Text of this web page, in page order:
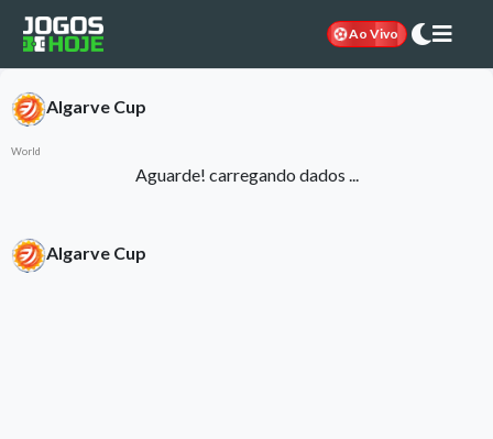
Ao Vivo
Algarve Cup
World
Aguarde! carregando dados ...
Algarve Cup